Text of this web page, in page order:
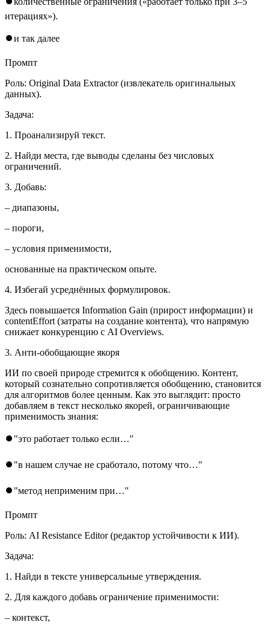
итерациях»).
⏺и так далее
Промпт
Роль: Original Data Extractor (извлекатель оригинальных
данных).
Задача:
1. Проанализируй текст.
2. Найди места, где выводы сделаны без числовых
ограничений.
3. Добавь:
– диапазоны,
– пороги,
– условия применимости,
основанные на практическом опыте.
4. Избегай усреднённых формулировок.
Здесь повышается Information Gain (прирост информации) и
contentEffort (затраты на создание контента), что напрямую
снижает конкуренцию с AI Overviews.
3. Анти-обобщающие якоря
ИИ по своей природе стремится к обобщению. Контент,
который сознательно сопротивляется обобщению, становится
для алгоритмов более ценным. Как это выглядит: просто
добавляем в текст несколько якорей, ограничивающие
применимость знания:
⏺"это работает только если…"
⏺"в нашем случае не сработало, потому что…"
⏺"метод неприменим при…"
Промпт
Роль: AI Resistance Editor (редактор устойчивости к ИИ).
Задача:
1. Найди в тексте универсальные утверждения.
2. Для каждого добавь ограничение применимости:
– контекст,